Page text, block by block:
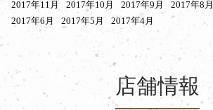
2017年11月
2017年10月 2017年9月 2017年8月
2017年6月
2017年5月 2017年4月
店舗情報